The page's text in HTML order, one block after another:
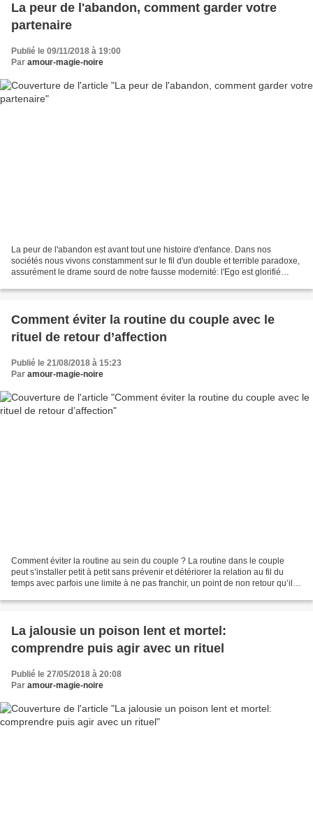
La peur de l'abandon, comment garder votre
partenaire
Publié le 09/11/2018 à 19:00
Par amour-magie-noire
La peur de l'abandon est avant tout une histoire d'enfance. Dans nos
sociétés nous vivons constamment sur le fil d'un double et terrible paradoxe,
assurément le drame sourd de notre fausse modernité: l'Ego est glorifié
Comment éviter la routine du couple avec le
rituel de retour d’affection
Publié le 21/08/2018 à 15:23
Par amour-magie-noire
Comment éviter la routine au sein du couple ? La routine dans le couple
peut s’installer petit à petit sans prévenir et détériorer la relation au fil du
temps avec parfois une limite à ne pas franchir, un point de non retour qu’il
La jalousie un poison lent et mortel:
comprendre puis agir avec un rituel
Publié le 27/05/2018 à 20:08
Par amour-magie-noire